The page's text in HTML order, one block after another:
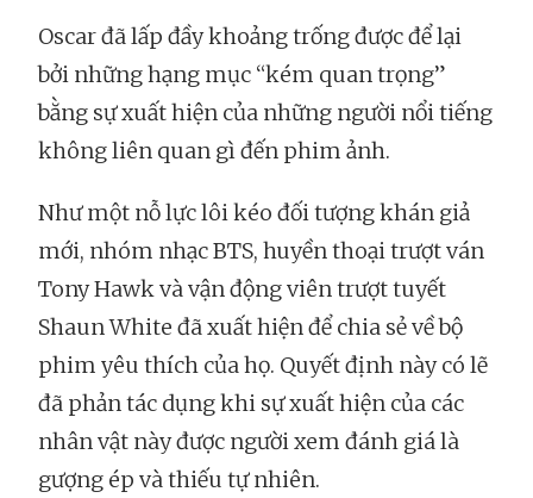
Oscar đã lấp đầy khoảng trống được để lại
bởi những hạng mục “kém quan trọng”
bằng sự xuất hiện của những người nổi tiếng
không liên quan gì đến phim ảnh.
Như một nỗ lực lôi kéo đối tượng khán giả
mới, nhóm nhạc BTS, huyền thoại trượt ván
Tony Hawk và vận động viên trượt tuyết
Shaun White đã xuất hiện để chia sẻ về bộ
phim yêu thích của họ. Quyết định này có lẽ
đã phản tác dụng khi sự xuất hiện của các
nhân vật này được người xem đánh giá là
gượng ép và thiếu tự nhiên.